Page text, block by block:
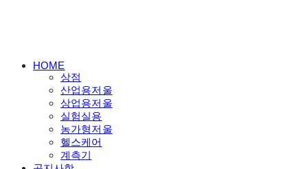
HOME
상점
산업용저울
상업용저울
실험실용
농가형저울
헬스케어
계측기